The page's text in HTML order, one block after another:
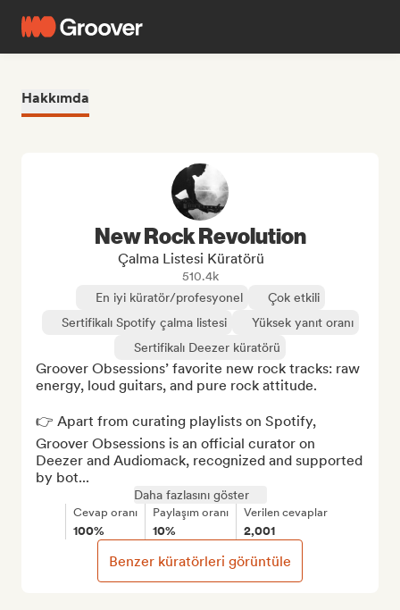
Hakkımda
New Rock Revolution
Çalma Listesi Küratörü
510.4k
En iyi küratör/profesyonel
Çok etkili
Sertifikalı Spotify çalma listesi
Yüksek yanıt oranı
Sertifikalı Deezer küratörü
Groover Obsessions’ favorite new rock tracks: raw
energy, loud guitars, and pure rock attitude.
👉 Apart from curating playlists on Spotify,
Groover Obsessions is an official curator on
Deezer and Audiomack, recognized and supported
by bot...
Daha fazlasını göster
Cevap oranı
100%
Paylaşım oranı
10%
Verilen cevaplar
2,001
Benzer küratörleri görüntüle